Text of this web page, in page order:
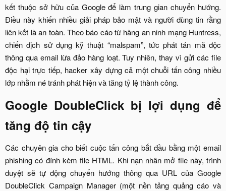
kết thuộc sở hữu của Google để làm trung gian chuyển hướng.
Điều này khiến nhiều giải pháp bảo mật và người dùng tin rằng
liên kết là an toàn. Theo báo cáo từ hãng an ninh mạng Huntress,
chiến dịch sử dụng kỹ thuật “malspam”, tức phát tán mã độc
thông qua email lừa đảo hàng loạt. Tuy nhiên, thay vì gửi các file
độc hại trực tiếp, hacker xây dựng cả một chuỗi tấn công nhiều
lớp nhằm né tránh phát hiện và tăng tỷ lệ thành công.​
Google DoubleClick bị lợi dụng để
tăng độ tin cậy​
Các chuyên gia cho biết cuộc tấn công bắt đầu bằng một email
phishing có đính kèm file HTML. Khi nạn nhân mở file này, trình
duyệt sẽ tự động chuyển hướng thông qua URL của Google
DoubleClick Campaign Manager (một nền tảng quảng cáo và